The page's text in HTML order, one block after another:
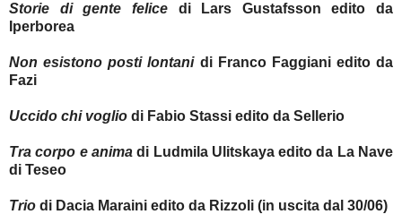
Storie di gente felice di Lars Gustafsson edito da
Iperborea
Non esistono posti lontani di Franco Faggiani edito da
Fazi
Uccido chi voglio di Fabio Stassi edito da Sellerio
Tra corpo e animadi Ludmila Ulitskaya edito da La Nave
di Teseo
Trio di Dacia Maraini edito da Rizzoli (in uscita dal 30/06)